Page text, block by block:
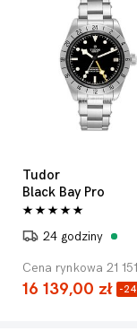
Tudor
Black Bay Pro
24 godziny
Cena rynkowa 21
16 139,00 zł -